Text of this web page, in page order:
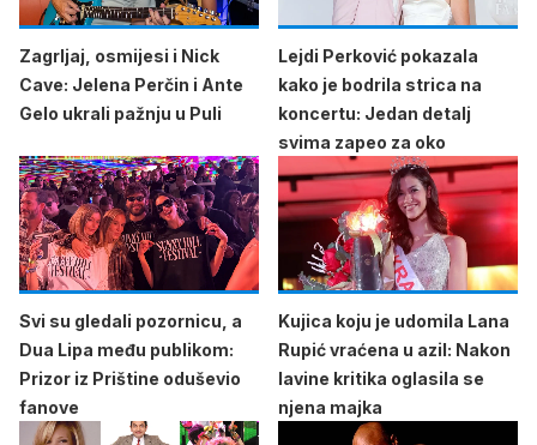
Zagrljaj, osmijesi i Nick
Cave: Jelena Perčin i Ante
Gelo ukrali pažnju u Puli
Lejdi Perković pokazala
kako je bodrila strica na
koncertu: Jedan detalj
svima zapeo za oko
Svi su gledali pozornicu, a
Dua Lipa među publikom:
Prizor iz Prištine oduševio
fanove
Kujica koju je udomila Lana
Rupić vraćena u azil: Nakon
lavine kritika oglasila se
njena majka